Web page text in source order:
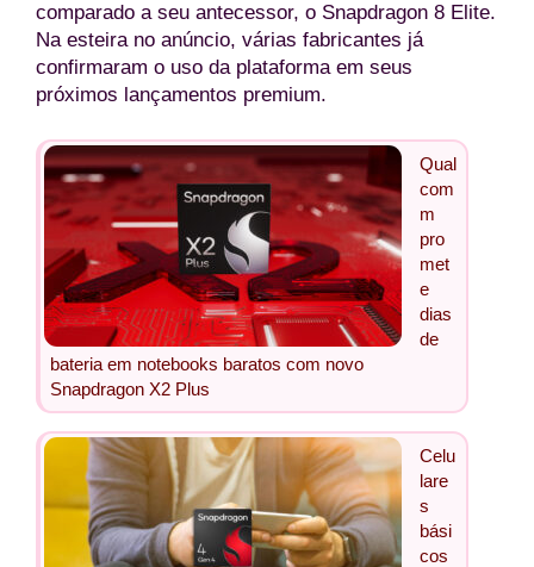
comparado a seu antecessor, o Snapdragon 8 Elite.
Na esteira no anúncio, várias fabricantes já
confirmaram o uso da plataforma em seus
próximos lançamentos premium.
Qual
com
m
pro
met
e
dias
de
bateria em notebooks baratos com novo
Snapdragon X2 Plus
Celu
lare
s
bási
cos